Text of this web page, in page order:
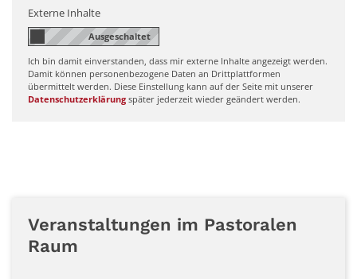
Externe Inhalte
Ich bin damit einverstanden, dass mir externe Inhalte angezeigt werden.
Damit können personenbezogene Daten an Drittplattformen
übermittelt werden. Diese Einstellung kann auf der Seite mit unserer
Datenschutzerklärung später jederzeit wieder geändert werden.
Veranstaltungen im Pastoralen
Raum